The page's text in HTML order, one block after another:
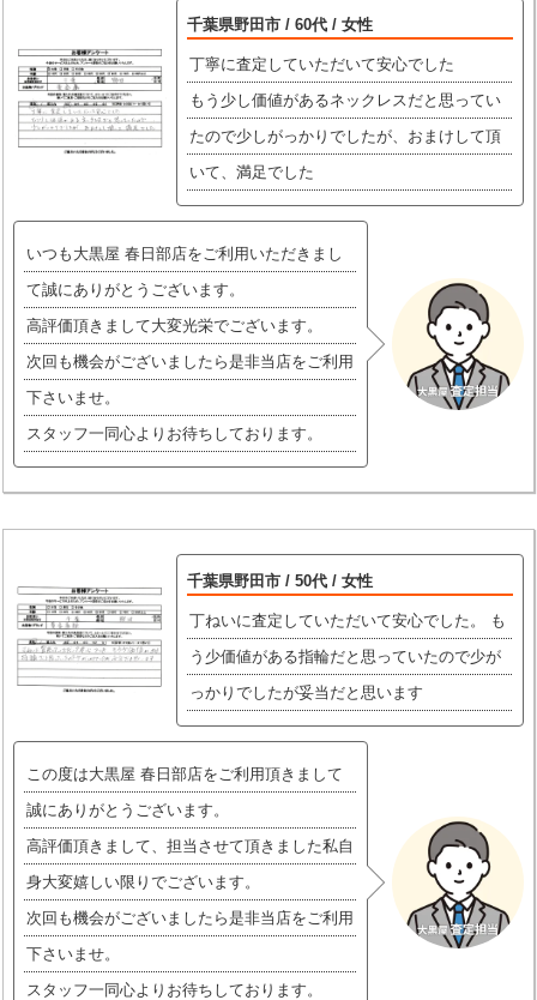
千葉県野田市 / 60代 / 女性
丁寧に査定していただいて安心でした
もう少し価値があるネックレスだと思ってい
たので少しがっかりでしたが、おまけして頂
いて、満足でした
いつも大黒屋 春日部店をご利用いただきまし
て誠にありがとうございます。
高評価頂きまして大変光栄でございます。
次回も機会がございましたら是非当店をご利用
下さいませ。
スタッフ一同心よりお待ちしております。
千葉県野田市 / 50代 / 女性
丁ねいに査定していただいて安心でした。 も
う少価値がある指輪だと思っていたので少が
っかりでしたが妥当だと思います
この度は大黒屋 春日部店をご利用頂きまして
誠にありがとうございます。
高評価頂きまして、担当させて頂きました私自
身大変嬉しい限りでございます。
次回も機会がございましたら是非当店をご利用
下さいませ。
スタッフ一同心よりお待ちしております。